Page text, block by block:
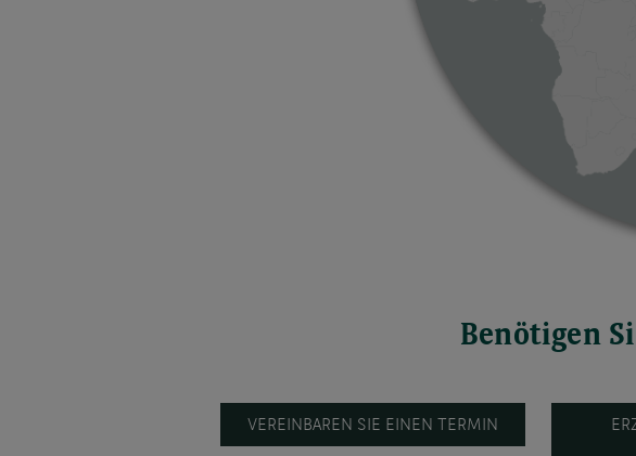
Benötigen
VEREINBAREN SIE EINEN TERMIN